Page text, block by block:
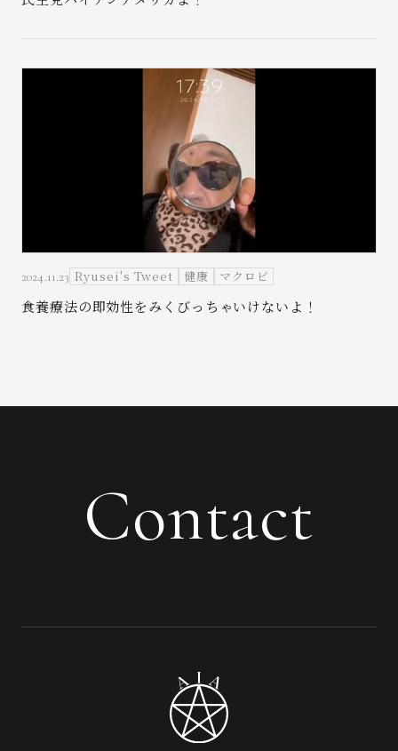
2024.11.23 Ryusei's Tweet 健康 マクロビ
食養療法の即効性をみくびっちゃいけないよ！
Contact